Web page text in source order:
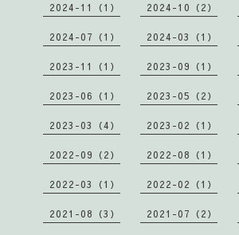
2024-11（1） 2024-10（2）
2024-07（1） 2024-03（1）
2023-11（1） 2023-09（1）
2023-06（1） 2023-05（2）
2023-03（4） 2023-02（1）
2022-09（2） 2022-08（1）
2022-03（1） 2022-02（1）
2021-08（3） 2021-07（2）